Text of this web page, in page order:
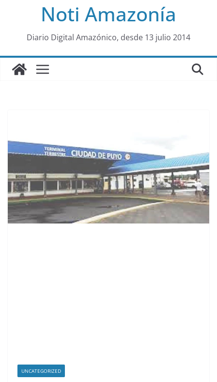
al
Noti Amazonía
Diario Digital Amazónico, desde 13 julio 2014
UNCATEGORIZED